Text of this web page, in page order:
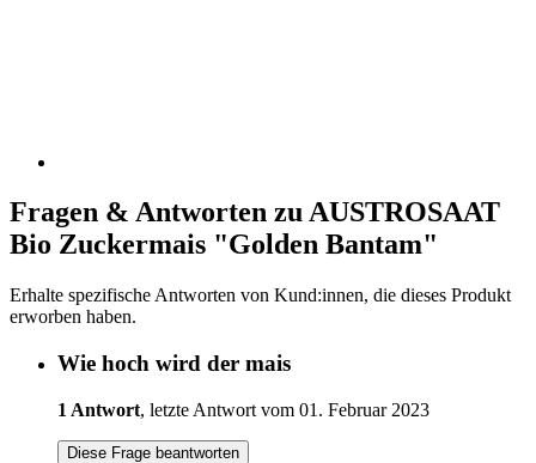
Fragen & Antworten zu AUSTROSAAT
Bio Zuckermais "Golden Bantam"
Erhalte spezifische Antworten von Kund:innen, die dieses Produkt
erworben haben.
Wie hoch wird der mais
1 Antwort, letzte Antwort vom 01. Februar 2023
Diese Frage beantworten